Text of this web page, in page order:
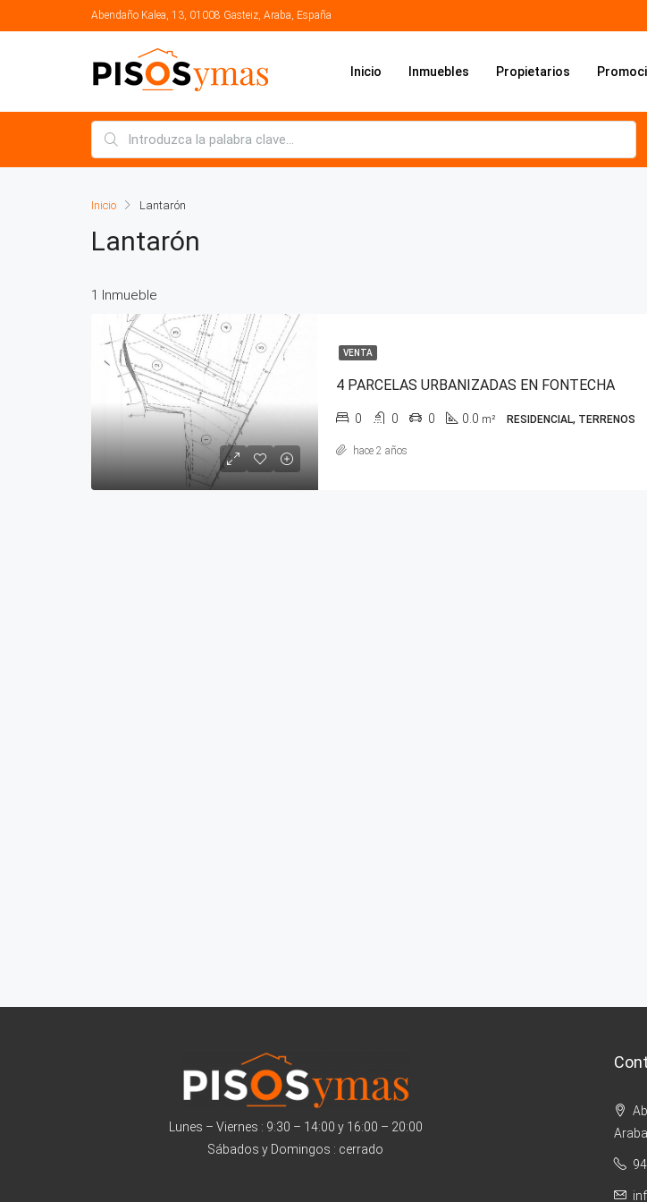
Abendaño Kalea, 13, 01008 Gasteiz, Araba, España
Inicio Inmuebles Propietarios
Inicio Lantarón
Lantarón
1 Inmueble
VENTA
4 PARCELAS URBANIZADAS EN FONTECHA
0 0 0 0.0 m² RESIDENCIAL, TERRENOS
hace 2 años
Lunes – Viernes : 9:30 – 14:00 y 16:00 – 20:00
Sábados y Domingos : cerrado